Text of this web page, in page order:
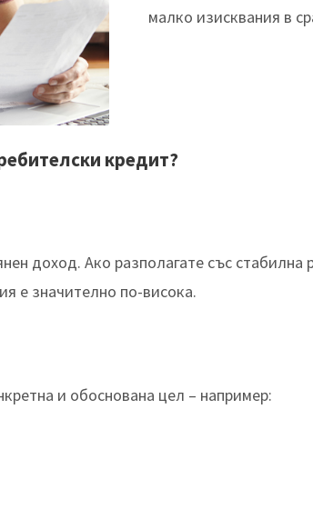
малко изисквания в
кредит?
доход. Ако разполагате със стабилна
е значително по-висока.
и обоснована цел – например: